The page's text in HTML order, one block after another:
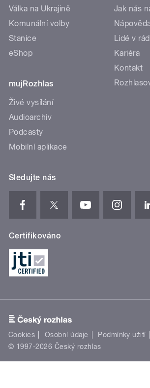
Válka na Ukrajině
Komunální volby
Stanice
eShop
mujRozhlas
Živé vysílání
Audioarchiv
Podcasty
Mobilní aplikace
Jak nás
Lidé v
Kariéra
Kontakt
Sledujte nás
Certifikováno
Cookies Osobní údaje Podmínky užití
© 1997-2026 Český rozhlas